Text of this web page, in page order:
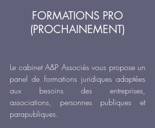
FORMATIONS PRO
(PROCHAINEMENT)
Le cabinet A&P Associés vous propose un
panel de formations juridiques adaptées
aux besoins des entreprises,
associations, personnes publiques et
parapubliques.